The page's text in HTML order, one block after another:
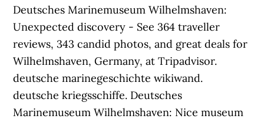
Deutsches Marinemuseum Wilhelmshaven:
Unexpected discovery - See 364 traveller
reviews, 343 candid photos, and great deals for
Wilhelmshaven, Germany, at Tripadvisor.
deutsche marinegeschichte wikiwand.
deutsche kriegsschiffe. Deutsches
Marinemuseum Wilhelmshaven: Nice museum